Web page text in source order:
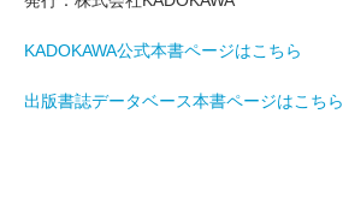
KADOKAWA公式本書ページはこちら
出版書誌データベース本書ページはこちら